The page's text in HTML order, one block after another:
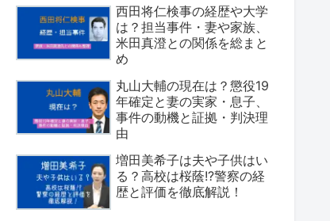
西田将仁検事の経歴や大学
は？担当事件・妻や家族、
米田真澄との関係を総まと
め
丸山大輔の現在は？懲役19
年確定と妻の実家・息子、
事件の動機と証拠・判決理
由
増田美希子は夫や子供はい
る？高校は桜蔭!?警察の経
歴と評価を徹底解説！